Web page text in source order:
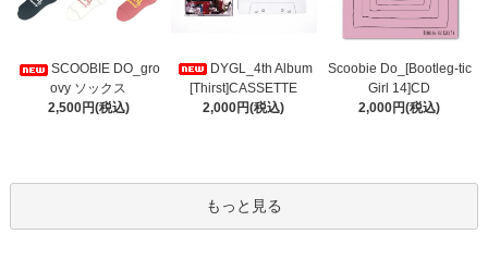
SCOOBIE DO_gro
ovy ソックス
2,500円(税込)
DYGL_4th Album
[Thirst]CASSETTE
2,000円(税込)
Scoobie Do_[Bootleg-tic
Girl 14]CD
2,000円(税込)
もっと見る